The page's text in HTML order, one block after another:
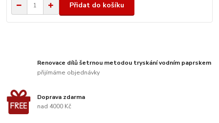
Přidat do košíku
Renovace dílů šetrnou metodou tryskání vodním paprskem
přijímáme objednávky
Doprava zdarma
nad 4000 Kč